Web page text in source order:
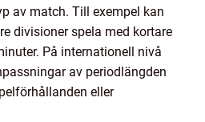
av match. Till exempel kan
divisioner spela med kortare
På internationell nivå
av periodlängden
eller